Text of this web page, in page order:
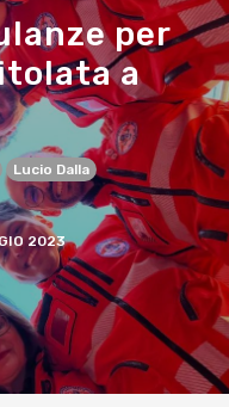
per
a
Lucio Dalla
2023